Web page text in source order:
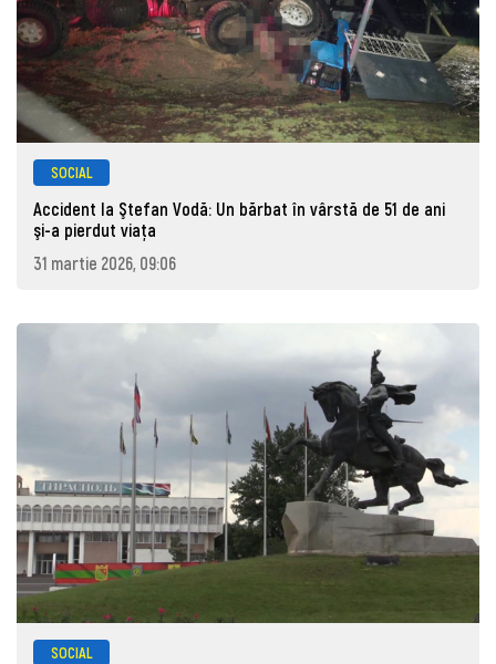
SOCIAL
Accident la Ştefan Vodă: Un bărbat în vârstă de 51 de ani
şi-a pierdut viaţa
31 martie 2026, 09:06
SOCIAL